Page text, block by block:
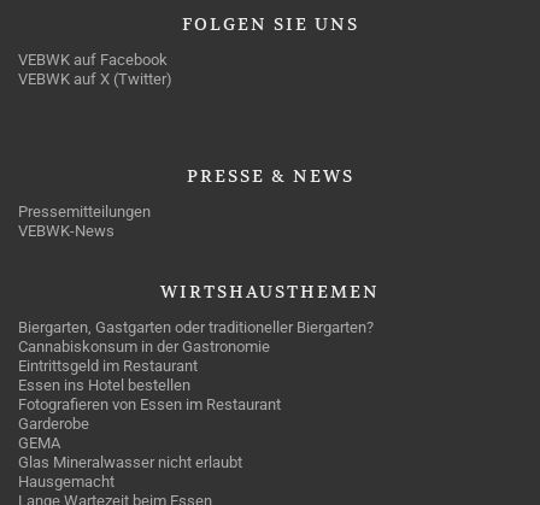
FOLGEN SIE UNS
VEBWK auf Facebook
VEBWK auf X (Twitter)
PRESSE & NEWS
Pressemitteilungen
VEBWK-News
WIRTSHAUSTHEMEN
Biergarten, Gastgarten oder traditioneller Biergarten?
Cannabiskonsum in der Gastronomie
Eintrittsgeld im Restaurant
Essen ins Hotel bestellen
Fotografieren von Essen im Restaurant
Garderobe
GEMA
Glas Mineralwasser nicht erlaubt
Hausgemacht
Lange Wartezeit beim Essen